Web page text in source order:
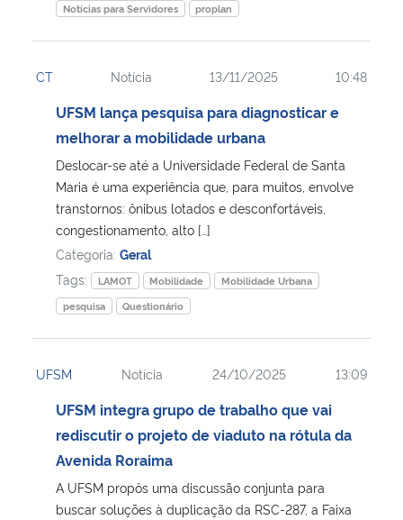
Notícias para Servidores
proplan
CT Notícia 13/11/2025 10:48
UFSM lança pesquisa para diagnosticar e
melhorar a mobilidade urbana
Deslocar-se até a Universidade Federal de Santa
Maria é uma experiência que, para muitos, envolve
transtornos: ônibus lotados e desconfortáveis,
congestionamento, alto […]
Categoria: Geral
Tags:
LAMOT Mobilidade
Mobilidade Urbana
pesquisa
Questionário
UFSM Notícia 24/10/2025 13:09
UFSM integra grupo de trabalho que vai
rediscutir o projeto de viaduto na rótula da
Avenida Roraima
A UFSM propôs uma discussão conjunta para
buscar soluções à duplicação da RSC-287, a Faixa